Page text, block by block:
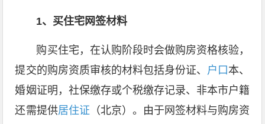
1、买住宅网签材料
购买住宅，在认购阶段时会做购房资格核验，
提交的购房资质审核的材料包括身份证、 户口本、
婚姻证明，社保缴存或个税缴存记录、非本市户籍
还需提供居住证 （北京）。由于网签材料与购房资